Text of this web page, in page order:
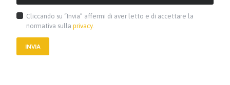
Cliccando su “Invia” affermi di aver letto e di accettare la
normativa sullaprivacy.